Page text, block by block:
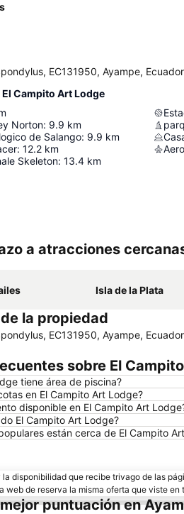
EC131950, Ayampe, Ecuador
Campito Art Lodge
Norton: 9.9 km
de Salango: 9.9 km
: 12.2 km
Skeleton: 13.4 km
a atracciones
Isla de la Plata
la propiedad
EC131950, Ayampe, Ecuador
sobre El
tiene área de piscina?
en El Campito Art Lodge?
disponible en El Campito Art
El Campito Art Lodge?
están cerca de El Campito
la disponibilidad que recibe trivago de las
web de reserva la misma oferta que viste en
puntuación en